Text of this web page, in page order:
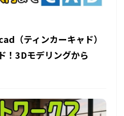
（ティンカーキャド）
！3Dモデリングから